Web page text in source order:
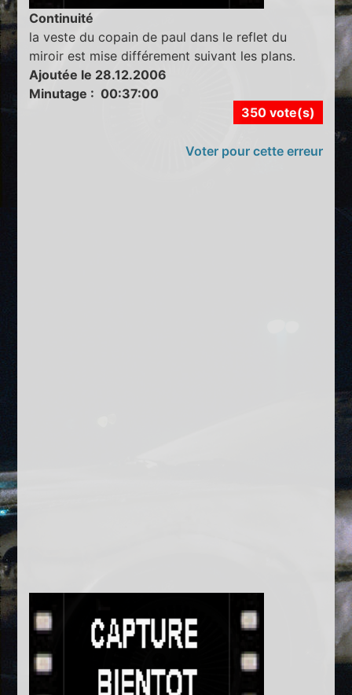
Continuité
la veste du copain de paul dans le reflet du
miroir est mise différement suivant les plans.
Ajoutée le 28.12.2006
Minutage : 00:37:00
350 vote(s)
Voter pour cette erreur